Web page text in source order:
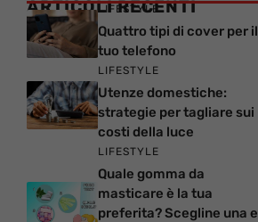
ARTICOLI RECENTI
LIFESTYLE
Quattro tipi di cover per il
tuo telefono
LIFESTYLE
Utenze domestiche:
strategie per tagliare sui
costi della luce
LIFESTYLE
Quale gomma da
masticare è la tua
preferita? Scegline una e